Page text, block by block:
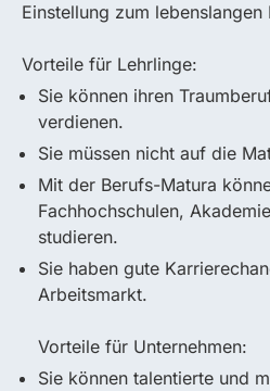
Einstellung zum
Vorteile für Lehrlinge:
Sie können ihren
verdienen.
Sie müssen nicht auf die
Mit der Berufs-Matura
Fachhochschulen,
studieren.
Sie haben gute
Arbeitsmarkt.
Vorteile für Unternehmen:
Sie können talentierte und